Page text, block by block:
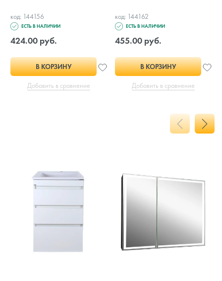
код: 144156
ЕСТЬ В НАЛИЧИИ
424.00 руб.
В КОРЗИНУ
Добавить в сравнение
код: 144162
ЕСТЬ В НАЛИЧИИ
455.00 руб.
В КОРЗИНУ
Добавить в сравнение